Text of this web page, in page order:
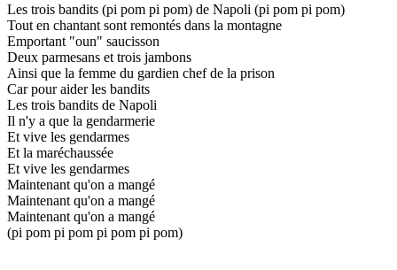
Les trois bandits (pi pom pi pom) de Napoli (pi pom pi pom)
Tout en chantant sont remontés dans la montagne
Emportant "oun" saucisson
Deux parmesans et trois jambons
Ainsi que la femme du gardien chef de la prison
Car pour aider les bandits
Les trois bandits de Napoli
Il n'y a que la gendarmerie
Et vive les gendarmes
Et la maréchaussée
Et vive les gendarmes
Maintenant qu'on a mangé
Maintenant qu'on a mangé
Maintenant qu'on a mangé
(pi pom pi pom pi pom pi pom)